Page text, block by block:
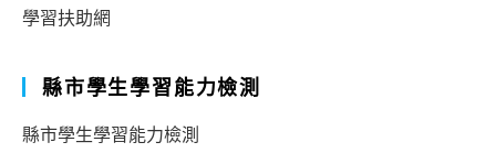
學習扶助網
縣市學生學習能力檢測
縣市學生學習能力檢測